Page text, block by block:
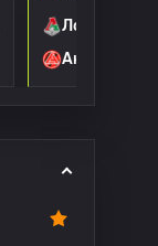
Локомотив
Акрон